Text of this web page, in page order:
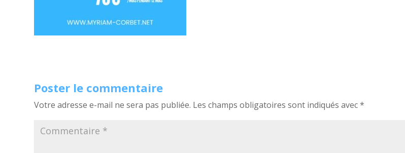
Poster le commentaire
Votre adresse e-mail ne sera pas publiée. Les champs obligatoires sont indiqués avec*